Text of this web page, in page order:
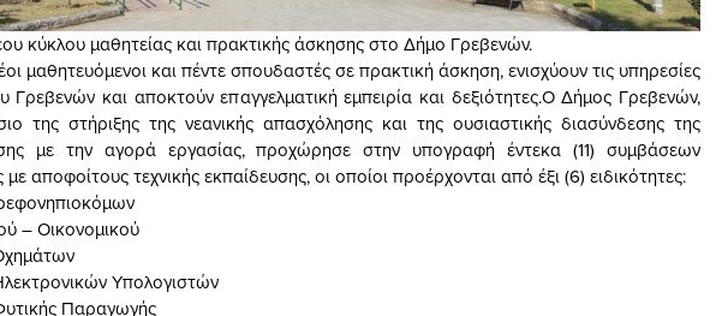
κύκλου μαθητείας και πρακτικής άσκησης στο Δήμο Γρεβενών.
μαθητευόμενοι και πέντε σπουδαστές σε πρακτική άσκηση, ενισχύουν τις υπηρεσίες
Γρεβενών και αποκτούν επαγγελματική εμπειρία και δεξιότητες.Ο Δήμος Γρεβενών,
της στήριξης της νεανικής απασχόλησης και της ουσιαστικής διασύνδεσης της
με την αγορά εργασίας, προχώρησε στην υπογραφή έντεκα (11) συμβάσεων
με αποφοίτους τεχνικής εκπαίδευσης, οι οποίοι προέρχονται από έξι (6) ειδικότητες:
– Οικονομικού
Υπολογιστών
Παραγωγής